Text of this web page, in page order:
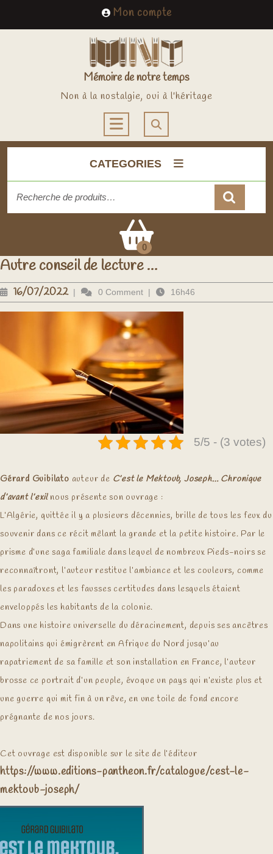
Mon compteMy
Account
Mémoire de notre temps
Non à la nostalgie, oui à l'héritage
Open
Button
CATEGORIES
pour :
0
Autre conseil de lecture …
16/07/2022 16/07/2022
| 0 Comment | 16h46
5/5 - (3 votes)
Gérard Guibilato auteur de C’est le Mektoub, Joseph… Chronique
d’avant l’exilnous présente son ouvrage :
L’Algérie, quittée il y a plusieurs décennies, brille de tous les feux du
souvenir dans ce récit mêlant la grande et la petite histoire. Par le
prisme d’une saga familiale dans lequel de nombreux Pieds-noirs se
reconnaîtront, l’auteur restitue l’ambiance et les couleurs, comme
les paradoxes et les fausses certitudes dans lesquels étaient
enveloppés les habitants de la colonie.
Dans une histoire universelle du déracinement, depuis ses ancêtres
napolitains qui émigrèrent en Afrique du Nord jusqu’au
rapatriement de sa famille et son installation en France, l’auteur
brosse ce portrait d’un peuple, évoque un pays qui n’existe plus et
une guerre qui mit fin à un rêve, en une toile de fond encore
prégnante de nos jours.
Cet ouvrage est disponible sur le site de l’éditeur
https://www.editions-pantheon.fr/catalogue/cest-le-
mektoub-joseph/